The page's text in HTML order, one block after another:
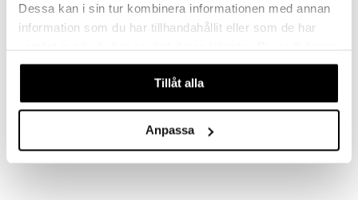
Dessa kan i sin tur kombinera informationen med annan
information som du har tillhandahållit eller som de har
våra cookies vid fortsatt användande av vår webbplats.
Tillåt alla
Anpassa
GENSE